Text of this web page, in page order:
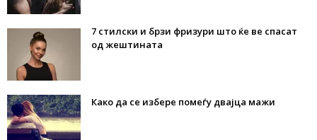
7 стилски и брзи фризури што ќе ве спасат
од жештината
Како да се избере помеѓу двајца мажи